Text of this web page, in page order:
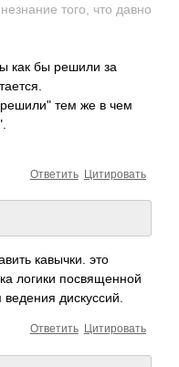
того, что давно
как бы решили за
тем же в чем
Цитировать
Ответить
кавычки. это
логики посвященной
дискуссий.
Цитировать
Ответить